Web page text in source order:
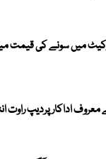
میں سونے کی قیمت
معروف اداکار پردیپ راوت